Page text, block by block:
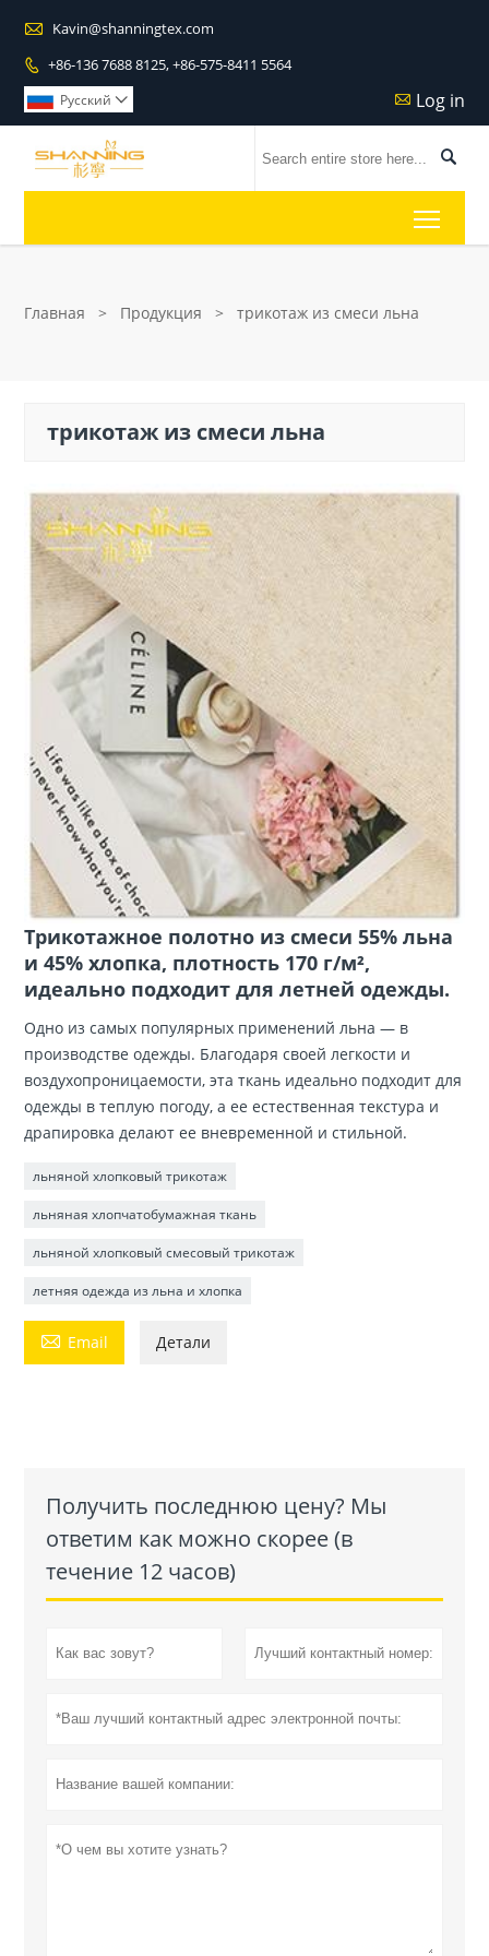
 Kavin@shanningtex.com
 +86-136 7688 8125, +86-575-8411 5564
 Log in
Pусский 

Главная > Продукция > трикотаж из смеси льна
трикотаж из смеси льна
Трикотажное полотно из смеси 55% льна
и 45% хлопка, плотность 170 г/м²,
идеально подходит для летней одежды.
Одно из самых популярных применений льна — в
производстве одежды. Благодаря своей легкости и
воздухопроницаемости, эта ткань идеально подходит для
одежды в теплую погоду, а ее естественная текстура и
драпировка делают ее вневременной и стильной.
льняной хлопковый трикотаж
льняная хлопчатобумажная ткань
льняной хлопковый смесовый трикотаж
летняя одежда из льна и хлопка
 Email Детали
Получить последнюю цену? Мы
ответим как можно скорее (в
течение 12 часов)